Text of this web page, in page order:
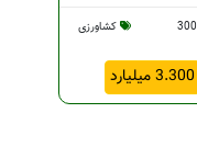
زمین 300
کشاورزی
3.300 میلیارد